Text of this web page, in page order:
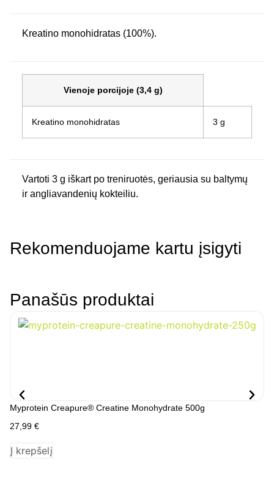
Kreatino monohidratas (100%).
Vienoje porcijoje (3,4 g)
Kreatino monohidratas 3 g
Vartoti 3 g iškart po treniruotės, geriausia su baltymų
ir angliavandenių kokteiliu.
Rekomenduojame kartu įsigyti
Panašūs produktai
Myprotein Creapure® Creatine Monohydrate 500g
27,99 €
Į krepšelį